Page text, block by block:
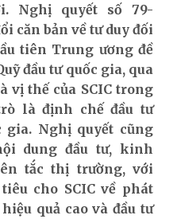
Nghị quyết số 79-
căn bản về tư duy đối
tiên Trung ương đề
đầu tư quốc gia, qua
vị thế của SCIC trong
là định chế đầu tư
gia. Nghị quyết cũng
dung đầu tư, kinh
tắc thị trường, với
cho SCIC về phát
quả cao và đầu tư